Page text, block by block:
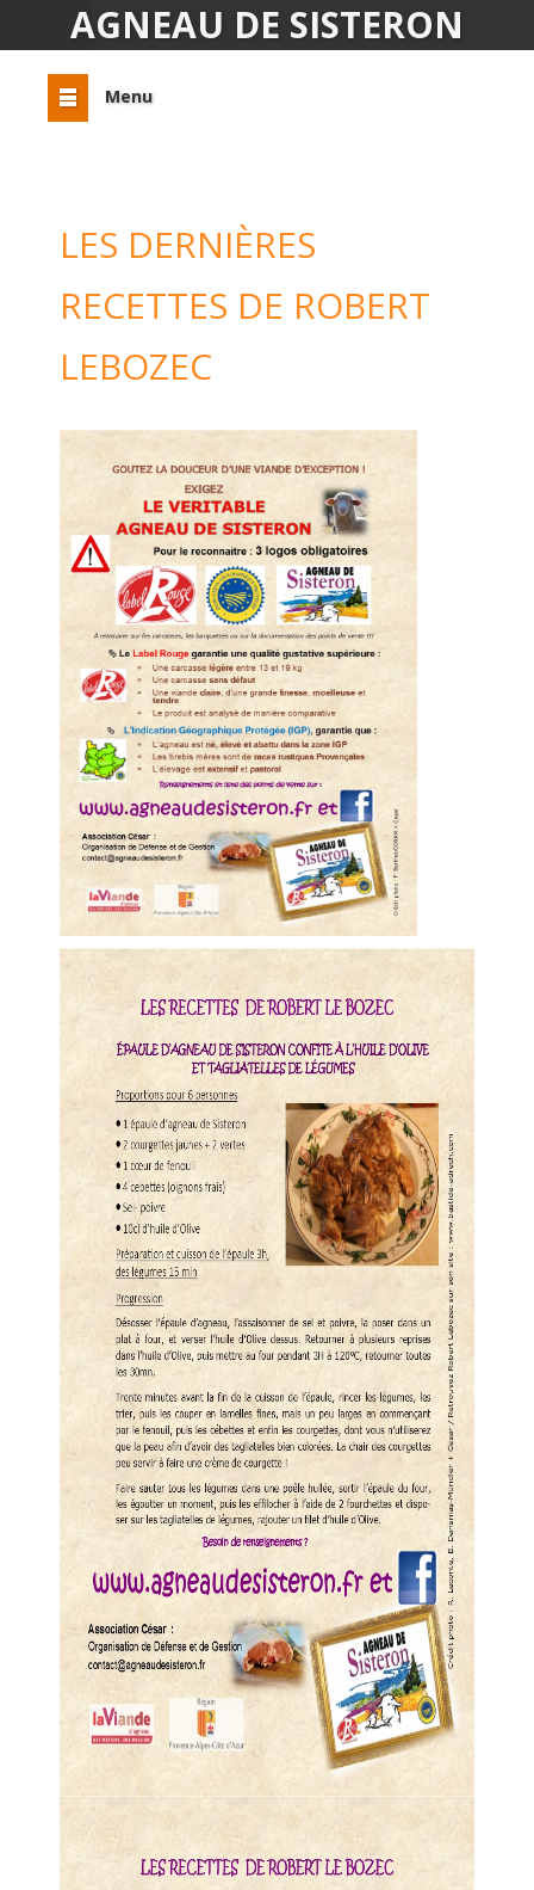
AGNEAU DE SISTERON
Menu
LES DERNIÈRES
RECETTES DE ROBERT
LEBOZEC